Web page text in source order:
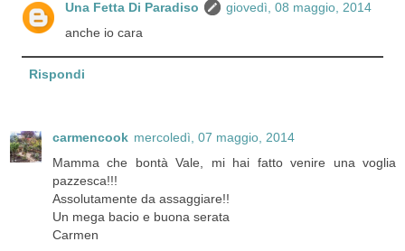
Una Fetta Di Paradiso
giovedì, 08 maggio, 2014
anche io cara
Rispondi
carmencook mercoledì, 07 maggio, 2014
Mamma che bontà Vale, mi hai fatto venire una voglia
pazzesca!!!
Assolutamente da assaggiare!!
Un mega bacio e buona serata
Carmen